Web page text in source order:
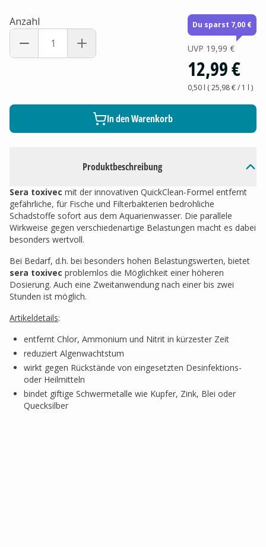
Produktbeschreibung
Sera toxivec mit der innovativen QuickClean-Formel entfernt
gefährliche, für Fische und Filterbakterien bedrohliche
Schadstoffe sofort aus dem Aquarienwasser. Die parallele
Wirkweise gegen verschiedenartige Belastungen macht es dabei
besonders wertvoll.
Bei Bedarf, d.h. bei besonders hohen Belastungswerten, bietet
sera toxivec problemlos die Möglichkeit einer höheren
Dosierung. Auch eine Zweitanwendung nach einer bis zwei
Stunden ist möglich.
Artikeldetails:
entfernt Chlor, Ammonium und Nitrit in kürzester Zeit
reduziert Algenwachtstum
wirkt gegen Rückstände von eingesetzten Desinfektions-
oder Heilmitteln
bindet giftige Schwermetalle wie Kupfer, Zink, Blei oder
Quecksilber
Anzahl Du sparst 7,00 €
UVP 19,99 €
12,99 €
0,50 l (25,98 €/ 1 l )
In den Warenkorb